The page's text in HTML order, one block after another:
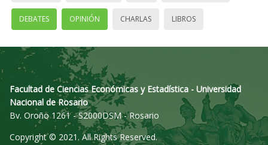
DEBATES OPINIÓN CHARLAS LIBROS
Facultad de Ciencias Económicas y Estadística - Universidad
Nacional de Rosario
Bv. Oroño 1261 - S2000DSM - Rosario
Copyright © 2021. All Rights Reserved.